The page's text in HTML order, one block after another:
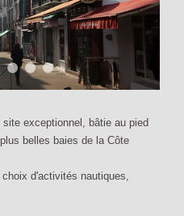
exceptionnel, bâtie au pied
belles baies de la Côte
d'activités nautiques,